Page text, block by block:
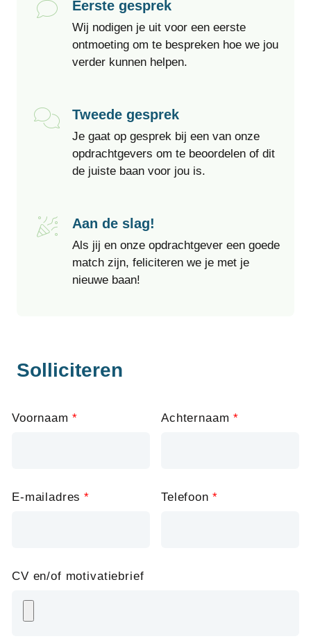
Eerste gesprek
Wij nodigen je uit voor een eerste
ontmoeting om te bespreken hoe we jou
verder kunnen helpen.
Tweede gesprek
Je gaat op gesprek bij een van onze
opdrachtgevers om te beoordelen of dit
de juiste baan voor jou is.
Aan de slag!
Als jij en onze opdrachtgever een goede
match zijn, feliciteren we je met je
nieuwe baan!
Solliciteren
this
Voornaam Achternaam
E-mailadres Telefoon
CV en/of motivatiebrief